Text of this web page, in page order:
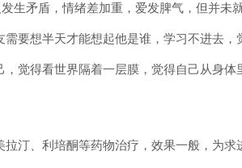
生矛盾，情绪差加重，爱发脾气，但并
要想半天才能想起他是谁，学习不进去
觉得看世界隔着一层膜，觉得自己从身
汀、利培酮等药物治疗，效果一般，为求